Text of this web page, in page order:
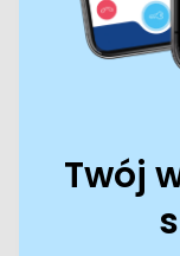
Twój